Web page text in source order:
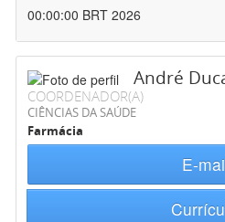
00:00:00 BRT 2026
André
COORDENADOR(A)
CIÊNCIAS DA SAÚDE
Farmácia
E-